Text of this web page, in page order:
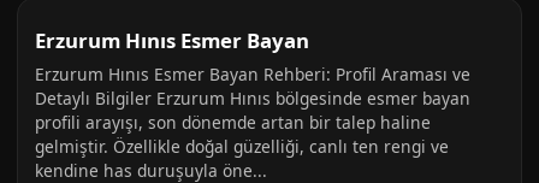
Erzurum Hınıs Esmer Bayan
Erzurum Hınıs Esmer Bayan Rehberi: Profil Araması ve
Detaylı Bilgiler Erzurum Hınıs bölgesinde esmer bayan
profili arayışı, son dönemde artan bir talep haline
gelmiştir. Özellikle doğal güzelliği, canlı ten rengi ve
kendine has duruşuyla öne...